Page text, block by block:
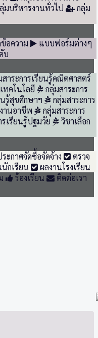
มบริหารงานทั่วไป
กลุ่ม
อความ
แบบฟอร์มต่างๆ
บ
สาระการเรียนรู้คณิตศาสตร์
ทคโนโลยี
กลุ่มสาระการ
นรู้สุขศึกษาฯ
กลุ่มสาระการ
านอาชีพ
กลุ่มสาระการ
เรียนรู้ปฐมวัย
วิชาเลือก
ะกาศจัดซื้อจัดจ้าง
ตรวจ
กเรียน
ผลงานโรงเรียน
ร้องเรียน ติดต่อเรา